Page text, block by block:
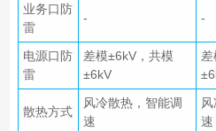
业务口防
雷
- -
电源口防
雷
差模±6kV，共模
±6kV
散热方式
风冷散热，智能调
速
速